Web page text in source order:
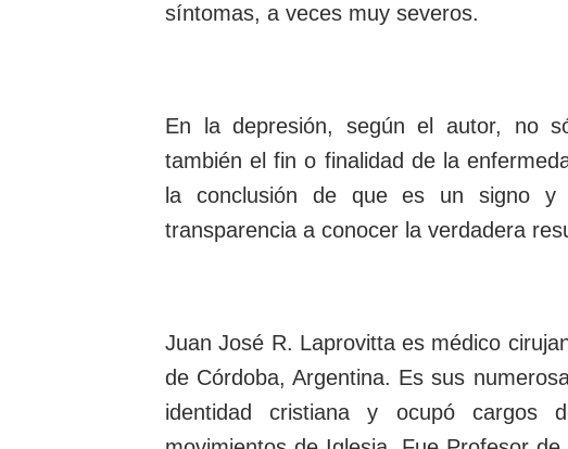
síntomas, a veces muy severos.
En la depresión, según el autor, no
también el fin o finalidad de la
la conclusión de que es un signo
transparencia a conocer la verdadera
Juan José R. Laprovitta es médico
de Córdoba, Argentina. Es sus
identidad cristiana y ocupó cargos